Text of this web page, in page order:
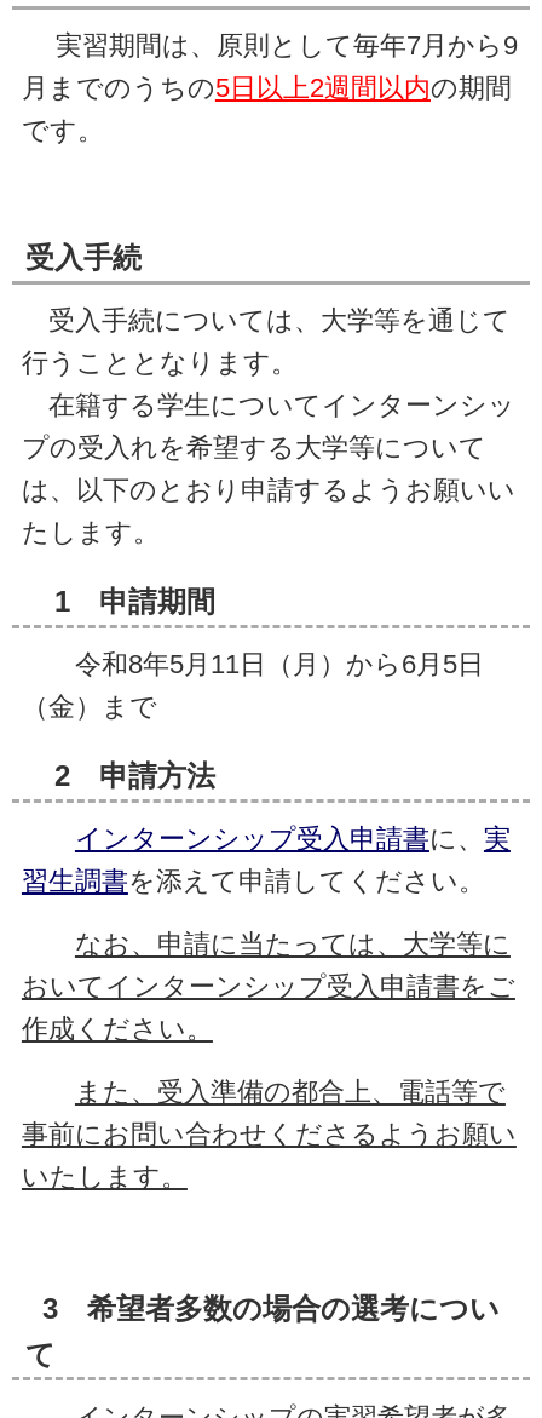
実習期間は、原則として毎年7月から9
月までのうちの5日以上2週間以内の期間
です。
受入手続
受入手続については、大学等を通じて
行うこととなります。
在籍する学生についてインターンシッ
プの受入れを希望する大学等について
は、以下のとおり申請するようお願いい
たします。
1 申請期間
令和8年5月11日（月）から6月5日
（金）まで
2 申請方法
インターンシップ受入申請書に、 実
習生調書を添えて申請してください。
なお、申請に当たっては、大学等に
おいてインターンシップ受入申請書をご
作成ください。
また、受入準備の都合上、電話等で
事前にお問い合わせくださるようお願い
いたします。
3 希望者多数の場合の選考につい
て